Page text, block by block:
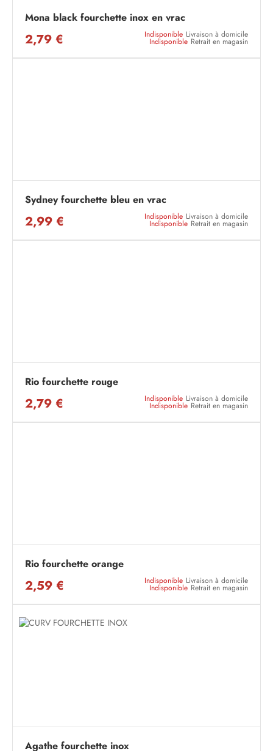
Mona black fourchette inox en vrac
2,79 € Indisponible Livraison à domicile
Indisponible Retrait en magasin
Sydney fourchette bleu en vrac
2,99 € Indisponible Livraison à domicile
Indisponible Retrait en magasin
Rio fourchette rouge
2,79 € Indisponible Livraison à domicile
Indisponible Retrait en magasin
Rio fourchette orange
2,59 € Indisponible Livraison à domicile
Indisponible Retrait en magasin
Agathe fourchette inox